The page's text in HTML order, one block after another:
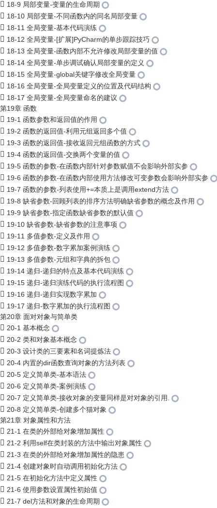
18-9 局部变量-变量的生命周期
18-10 局部变量-不同函数内的同名局部变量
18-11 全局变量-基本代码演练
18-12 全局变量-[扩展]PyCharm的单步跟踪技巧
18-13 全局变量-函数内部不允许修改局部变量的值
18-14 全局变量-单步调试确认局部变量的定义
18-15 全局变量-global关键字修改全局变量
18-16 全局变量-全局变量定义的位置及代码结构
18-17 全局变量-全局变量命名的建议
第19章 函数
19-1 函数参数和返回值的作用
19-2 函数的返回值-利用元组返回多个值
19-3 函数的返回值-接收返回元组函数的方式
19-4 函数的返回值-交换两个变量的值
19-5 函数的参数-在函数内部针对参数赋值不会影响外部实参
19-6 函数的参数-在函数内部使用方法修改可变参数会影响外部实参
19-7 函数的参数-列表使用+=本质上是调用extend方法
19-8 缺省参数-回顾列表的排序方法明确缺省参数的概念及作用
19-9 缺省参数-指定函数缺省参数的默认值
19-10 缺省参数-缺省参数的注意事项
19-11 多值参数-定义及作用
19-12 多值参数-数字累加案例演练
19-13 多值参数-元组和字典的拆包
19-14 递归-递归的特点及基本代码演练
19-15 递归-递归演练代码的执行流程图
19-16 递归-递归实现数字累加
19-17 递归-数字累加的执行流程图
第20章 面对对象与简单类
20-1 基本概念
20-2 类和对象基本概念
20-3 设计类的三要素和名词提炼法
20-4 内置的dir函数查询对象的方法列表
20-5 定义简单类-基本语法
20-6 定义简单类-案例演练
20-7 定义简单类-接收对象的变量同样是对对象的引用.
20-8 定义简单类-创建多个猫对象
第21章 对象属性和方法
21-1 在类的外部给对象增加属性
21-2 利用self在类封装的方法中输出对象属性
21-3 在类的外部给对象增加属性的隐患
21-4 创建对象时自动调用初始化方法
21-5 在初始化方法中定义属性
21-6 使用参数设置属性初始值
21-7 del方法和对象的生命周期